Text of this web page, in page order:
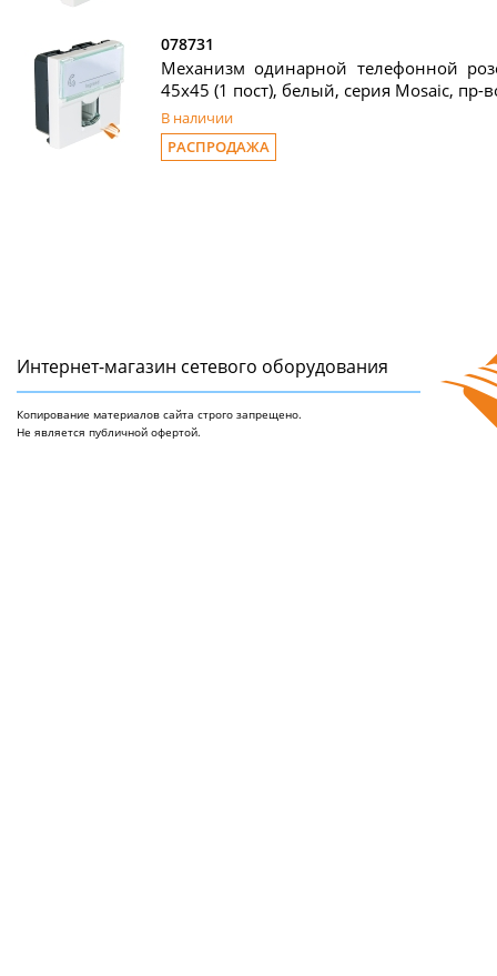
078731
Механизм одинарной телефонной
45x45 (1 пост), белый, серия Mosaic, пр-
В наличии
РАСПРОДАЖА
Интернет-магазин сетeвого оборудования
Копирование материалов сайта строго запрещено.
Не является публичной офертой.